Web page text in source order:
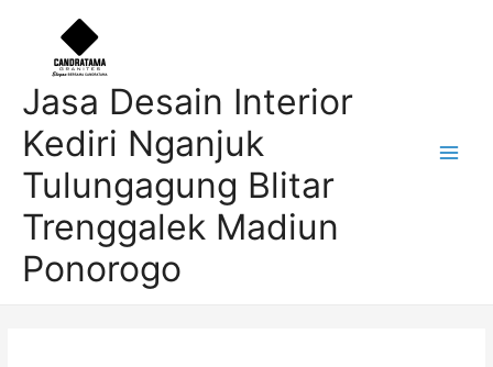
Jasa Desain Interior
Kediri Nganjuk
Tulungagung Blitar
Trenggalek Madiun
Ponorogo
navigation